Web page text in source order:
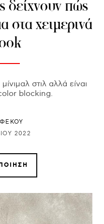
πώς
στα χειμερινά
στιλ αλλά είναι
blocking.
2022